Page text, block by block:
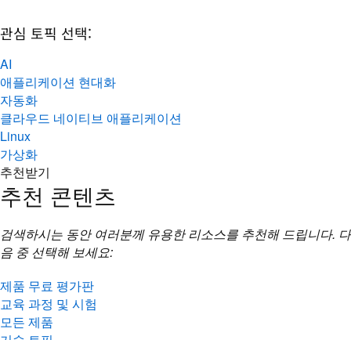
관심 토픽 선택:
AI
애플리케이션 현대화
자동화
클라우드 네이티브 애플리케이션
Linux
가상화
추천받기
추천 콘텐츠
검색하시는 동안 여러분께 유용한 리소스를 추천해 드립니다. 다
음 중 선택해 보세요:
제품 무료 평가판
교육 과정 및 시험
모든 제품